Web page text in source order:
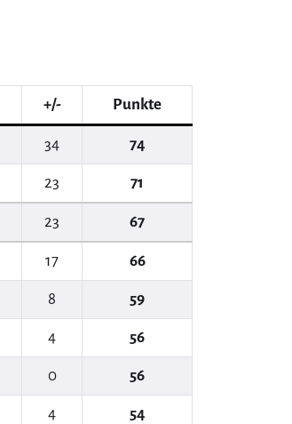
+/- Punkte
34 74
23 71
23 67
17 66
8 59
4 56
0 56
4 54